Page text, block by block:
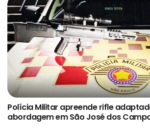
Polícia Militar apreende rifle
abordagem em São José dos